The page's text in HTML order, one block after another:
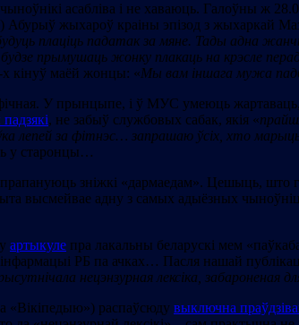
асабліва і не хаваюць. Галоўны ж
жыхароў краіны эпізод з жыхаркай
плаціць падатак за мяне. Тады адна
прымушаць жонку плакаць на крэсле
х кінуў маёй жонцы: «Мы вам іншага мужа
У прынцыпе, і ў МУС умеюць
, не забыў службовых сабак, якія «
лепей за фітнэс… запрашаю ўсіх, хто
у старонцы…
зніжкі «дармаедам». Цешыць, што
высмейвае адну з самых адыёзных
артыкуле пра лакальны беларускі мем
інфармацыі РБ па ачках… Пасля нашай
нецэнзурная лексіка, забароненая
«Вікіпедыю») распаўсюду выключна